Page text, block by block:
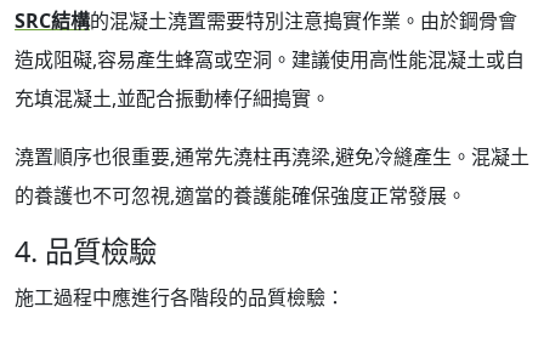
SRC結構的混凝土澆置需要特別注意搗實作業。由於鋼骨會
造成阻礙,容易產生蜂窩或空洞。建議使用高性能混凝土或自
充填混凝土,並配合振動棒仔細搗實。
澆置順序也很重要,通常先澆柱再澆梁,避免冷縫產生。混凝土
的養護也不可忽視,適當的養護能確保強度正常發展。
4. 品質檢驗
施工過程中應進行各階段的品質檢驗：